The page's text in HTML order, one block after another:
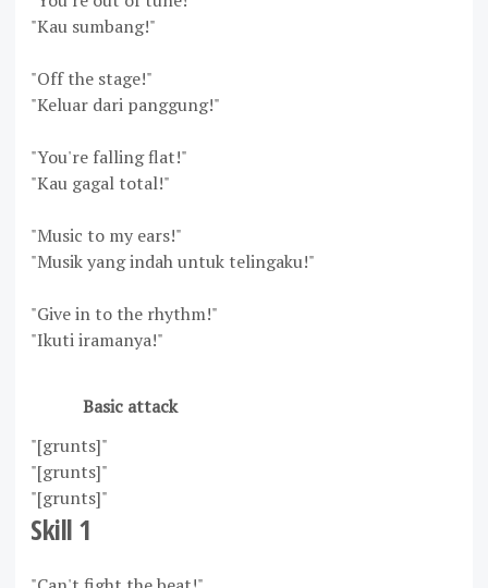
"Kau sumbang!"
"Off the stage!"
"Keluar dari panggung!"
"You're falling flat!"
"Kau gagal total!"
"Music to my ears!"
"Musik yang indah untuk telingaku!"
"Give in to the rhythm!"
"Ikuti iramanya!"
Basic attack
"[grunts]"
"[grunts]"
"[grunts]"
Skill 1